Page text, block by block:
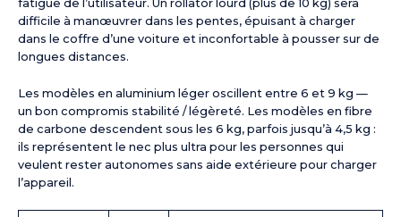
fatigue de l’utilisateur. Un rollator lourd (plus de 10 kg) sera
difficile à manœuvrer dans les pentes, épuisant à charger
dans le coffre d’une voiture et inconfortable à pousser sur de
longues distances.
Les modèles en aluminium léger oscillent entre 6 et 9 kg —
un bon compromis stabilité / légèreté. Les modèles en fibre
de carbone descendent sous les 6 kg, parfois jusqu’à 4,5 kg :
ils représentent le nec plus ultra pour les personnes qui
veulent rester autonomes sans aide extérieure pour charger
l’appareil.